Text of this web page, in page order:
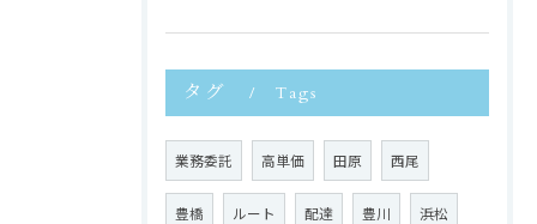
タグ Tags
業務委託 高単価 田原 西尾
豊橋 ルート 配達 豊川 浜松